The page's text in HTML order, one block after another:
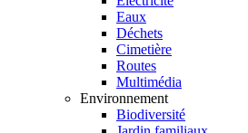
Eaux
Déchets
Cimetière
Routes
Multimédia
Environnement
Biodiversité